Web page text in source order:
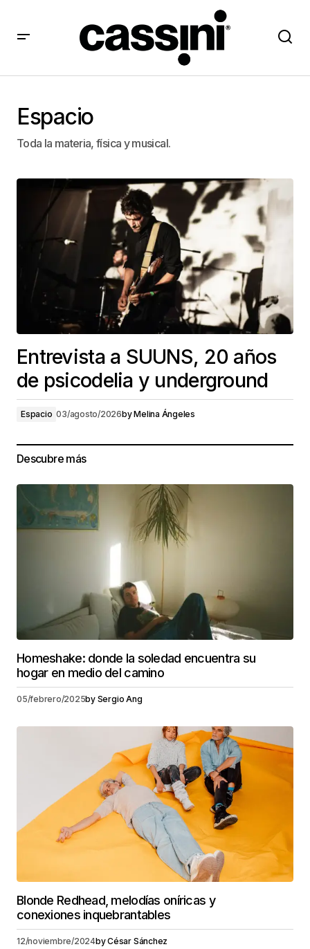
Espacio
Toda la materia, física y musical.
Entrevista a SUUNS, 20 años
de psicodelia y underground
Espacio 03/agosto/2026byMelina Ángeles
Descubre más
Homeshake: donde la soledad encuentra su
hogar en medio del camino
05/febrero/2025by Sergio Ang
Blonde Redhead, melodías oníricas y
conexiones inquebrantables
12/noviembre/2024byCésar Sánchez